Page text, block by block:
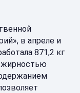
в апреле и
871,2 кг
жирностью